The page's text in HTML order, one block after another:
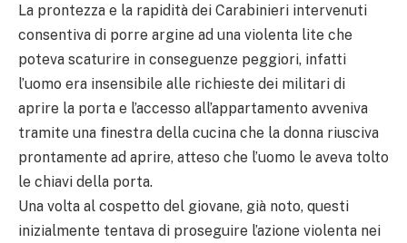
La prontezza e la rapidità dei Carabinieri intervenuti
consentiva di porre argine ad una violenta lite che
poteva scaturire in conseguenze peggiori, infatti
l’uomo era insensibile alle richieste dei militari di
aprire la porta e l’accesso all’appartamento avveniva
tramite una finestra della cucina che la donna riusciva
prontamente ad aprire, atteso che l’uomo le aveva tolto
le chiavi della porta.
Una volta al cospetto del giovane, già noto, questi
inizialmente tentava di proseguire l’azione violenta nei